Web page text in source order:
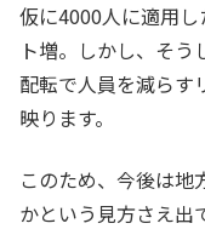
仮に4000人に適用
ト増。しかし、そ
配転で人員を減らす
映ります。
このため、今後は地
かという見方さえ出